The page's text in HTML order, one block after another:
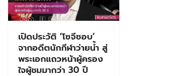
เปิดประวัติ ‘โซจีซอบ’
จากอดีตนักกีฬาว่ายน้ำ สู่
พระเอกแถวหน้าผู้ครอง
ใจผู้ชมมากว่า 30 ปี